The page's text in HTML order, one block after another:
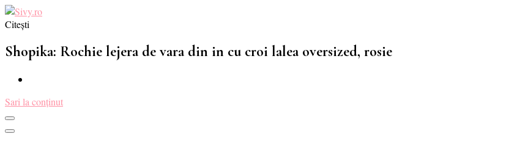
Sivy.ro ❤️
Sivy.ro este un sursa de inspiratie si un ghid de cumparare online pentru tine. ❤️
Citești
Shopika: Rochie lejera de vara din in cu croi lalea oversized, rosie
Sari la conținut